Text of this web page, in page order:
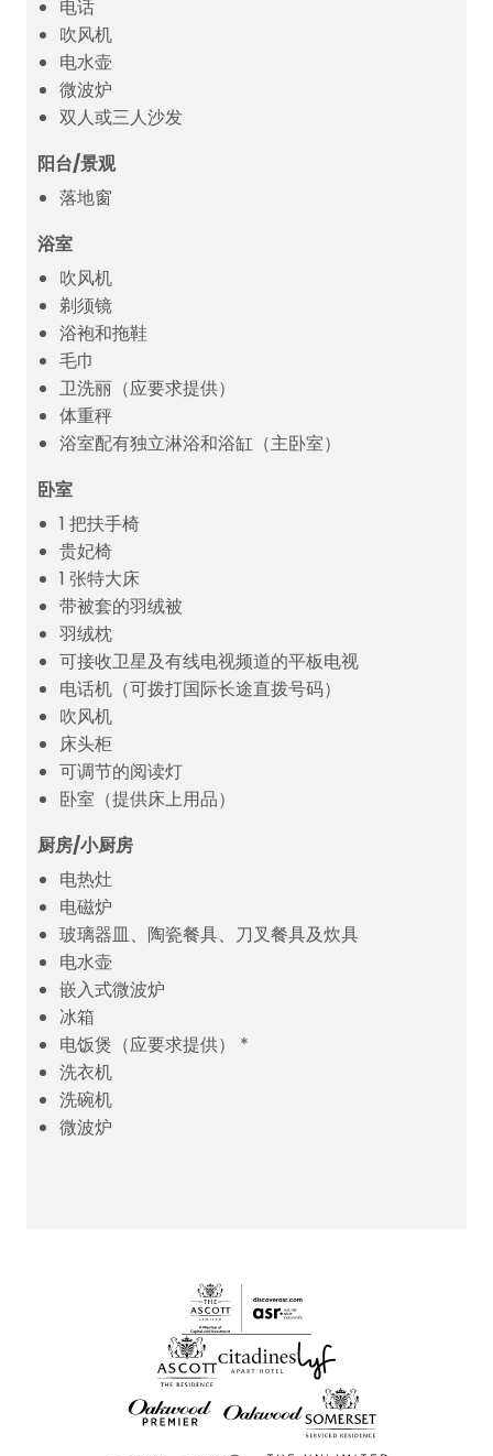
电话
吹风机
电水壶
微波炉
双人或三人沙发
阳台/景观
落地窗
浴室
吹风机
剃须镜
浴袍和拖鞋
毛巾
卫洗丽（应要求提供）
体重秤
浴室配有独立淋浴和浴缸（主卧室）
卧室
1 把扶手椅
贵妃椅
1 张特大床
带被套的羽绒被
羽绒枕
可接收卫星及有线电视频道的平板电视
电话机（可拨打国际长途直拨号码）
吹风机
床头柜
可调节的阅读灯
卧室（提供床上用品）
厨房/小厨房
电热灶
电磁炉
玻璃器皿、陶瓷餐具、刀叉餐具及炊具
电水壶
嵌入式微波炉
冰箱
电饭煲（应要求提供） *
洗衣机
洗碗机
微波炉